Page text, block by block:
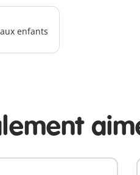
enfants